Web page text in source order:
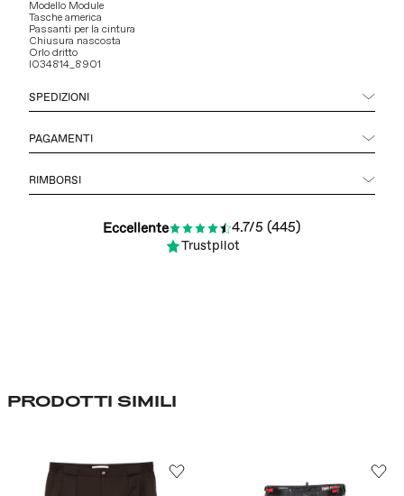
Modello Module
Tasche america
Passanti per la cintura
Chiusura nascosta
Orlo dritto
I034814_8901
SPEDIZIONI
PAGAMENTI
RIMBORSI
Eccellente 4.7/5 (445)
Trustpilot
PRODOTTI SIMILI